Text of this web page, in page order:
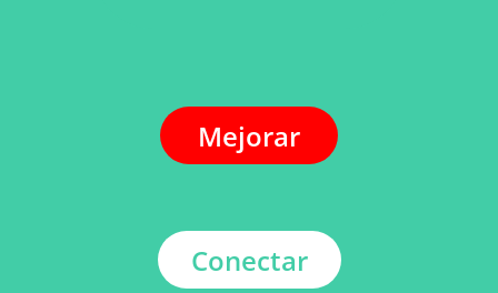
Mejorar
Conectar